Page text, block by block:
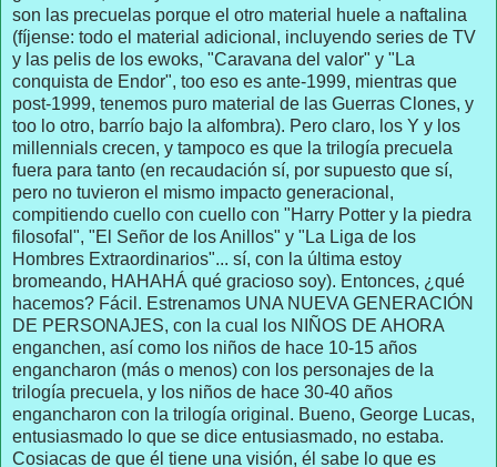
son las precuelas porque el otro material huele a naftalina
(fíjense: todo el material adicional, incluyendo series de TV
y las pelis de los ewoks, "Caravana del valor" y "La
conquista de Endor", too eso es ante-1999, mientras que
post-1999, tenemos puro material de las Guerras Clones, y
too lo otro, barrío bajo la alfombra). Pero claro, los Y y los
millennials crecen, y tampoco es que la trilogía precuela
fuera para tanto (en recaudación sí, por supuesto que sí,
pero no tuvieron el mismo impacto generacional,
compitiendo cuello con cuello con "Harry Potter y la piedra
filosofal", "El Señor de los Anillos" y "La Liga de los
Hombres Extraordinarios"... sí, con la última estoy
bromeando, HAHAHÁ qué gracioso soy). Entonces, ¿qué
hacemos? Fácil. Estrenamos UNA NUEVA GENERACIÓN
DE PERSONAJES, con la cual los NIÑOS DE AHORA
enganchen, así como los niños de hace 10-15 años
engancharon (más o menos) con los personajes de la
trilogía precuela, y los niños de hace 30-40 años
engancharon con la trilogía original. Bueno, George Lucas,
entusiasmado lo que se dice entusiasmado, no estaba.
Cosiacas de que él tiene una visión, él sabe lo que es